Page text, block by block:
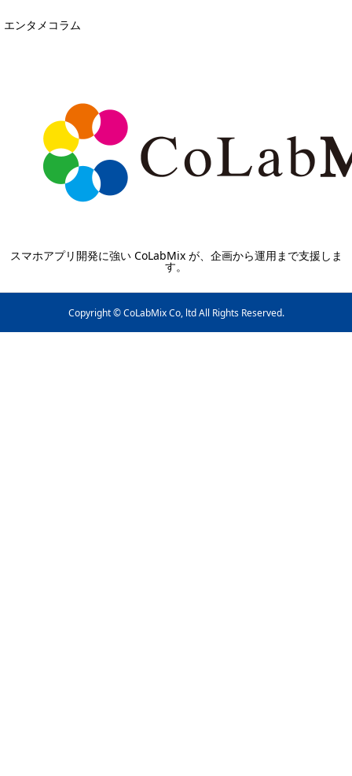
エンタメコラム
スマホアプリ開発に強い CoLabMix が、企画から運用まで支援しま
す。
Copyright © CoLabMix Co, ltd All Rights Reserved.